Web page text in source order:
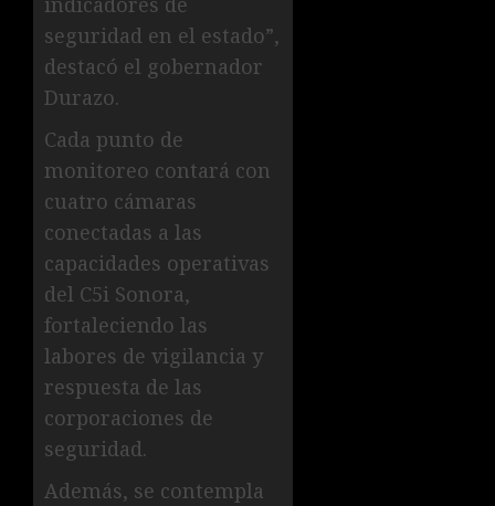
seguridad en el estado”,
destacó el gobernador
Durazo.
Cada punto de
monitoreo contará con
cuatro cámaras
conectadas a las
capacidades operativas
del C5i Sonora,
fortaleciendo las
labores de vigilancia y
respuesta de las
corporaciones de
seguridad.
Además, se contempla